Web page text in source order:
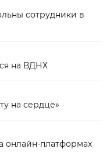
сотрудники в
на ВДНХ
на сердце»
онлайн-платформах